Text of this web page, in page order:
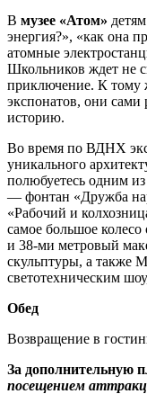
В музее «Атом»
энергия?», «как она
атомные
Школьников ждет не
приключение. К тому
экспонатов, они
историю.
Во время по ВДНХ
уникального
полюбуетесь одним
— фонтан «Дружба
«Рабочий и
самое большое
и 38-ми метровый
скульптуры, а также
светотехническим
Обед
Возвращение в
За дополнительную
посещением